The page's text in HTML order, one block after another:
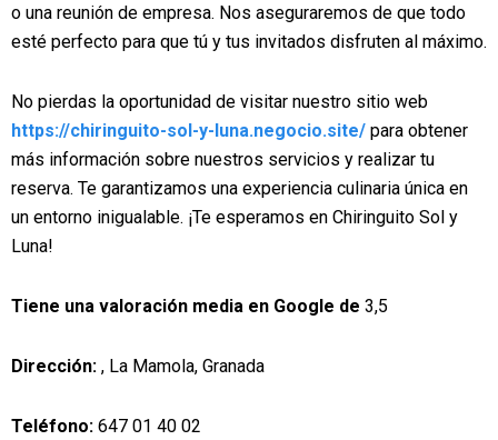
o una reunión de empresa. Nos aseguraremos de que todo
esté perfecto para que tú y tus invitados disfruten al máximo.
No pierdas la oportunidad de visitar nuestro sitio web
https://chiringuito-sol-y-luna.negocio.site/ para obtener
más información sobre nuestros servicios y realizar tu
reserva. Te garantizamos una experiencia culinaria única en
un entorno inigualable. ¡Te esperamos en Chiringuito Sol y
Luna!
Tiene una valoración media en Google de 3,5
Dirección: , La Mamola, Granada
Teléfono: 647 01 40 02